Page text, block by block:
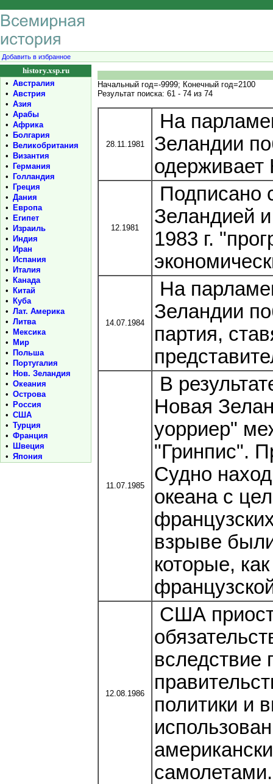
Добавить в избранное
history.xsp.ru
• Австралия
• Австрия
• Азия
• Арабы
• Африка
•
Болгария
•
Великобритания
•
Византия
•
Германия
•
Голландия
•
Греция
• Дания
•
Европа
•
Египет
•
Израиль
•
Индия
•
Иран
•
Испания
•
Италия
•
Канада
•
Китай
•
Куба
• Лат. Америка
• Литва
•
Мексика
•
Мир
•
Польша
•
Португалия
•
Нов. Зеландия
• Океания
• Острова
•
Россия
• США
• Турция
• Франция
•
Швеция
• Япония
Начальный год=-9999; Конечный год=2100
Результат поиска: 61 - 74 из 74
28.11.1981
На
Зеландии
одерживает
12.1981
Подписано
Зеландией
1983 г.
14.07.1984
На
Зеландии
партия,
11.07.1985
В
Новая
уорриер"
"Гринпис".
Судно
океана с
взрыве
которые,
12.08.1986
США
вследствие
политики и
самолетами.